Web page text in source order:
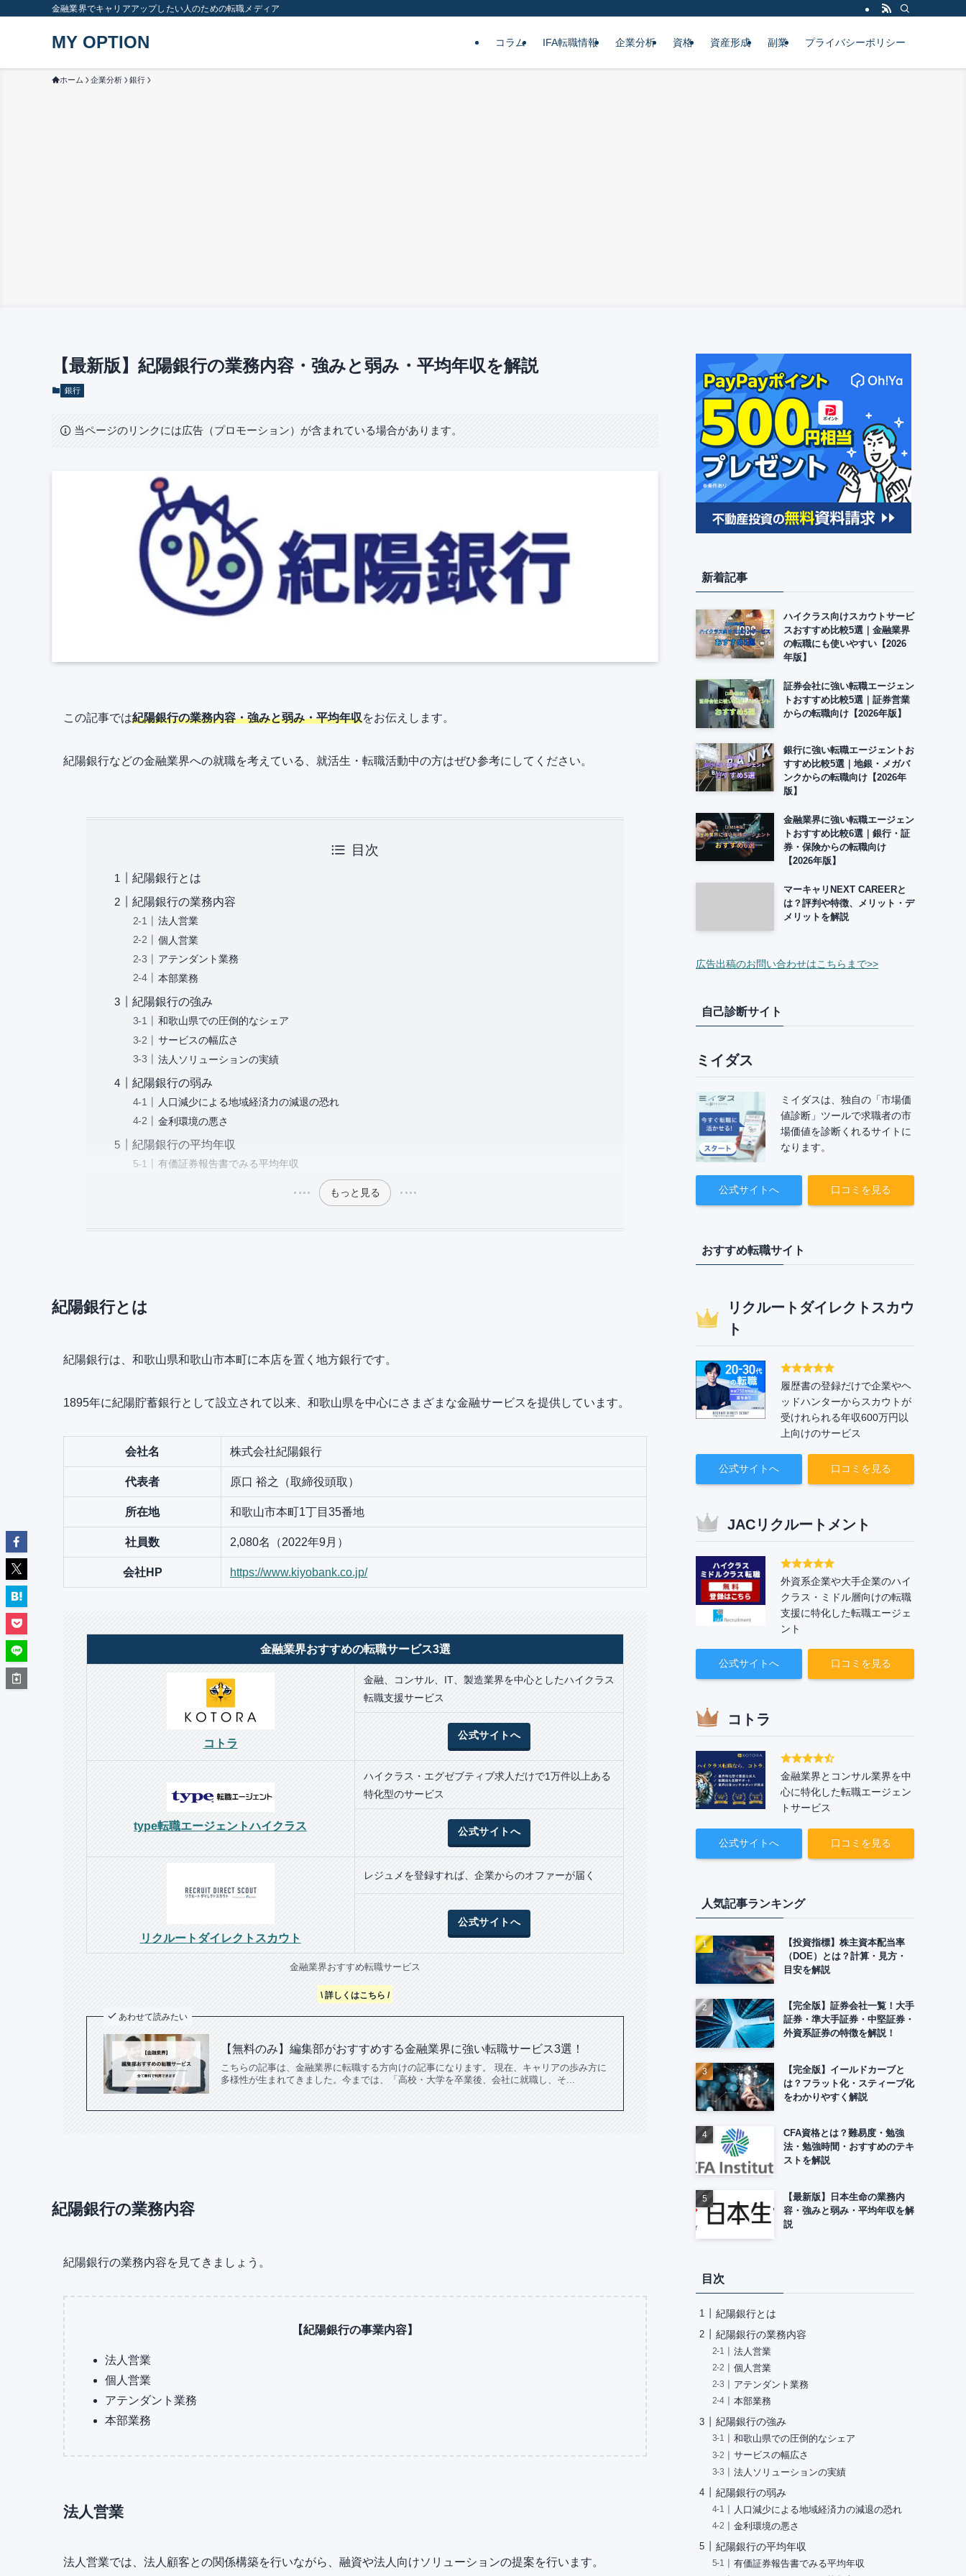
金融業界でキャリアアップしたい人のための転職メディア
MY OPTION コラム IFA転職情報 企業分析 資格 資産形成 副業 プライバシーポリシー
ホーム 企業分析 銀行
【最新版】紀陽銀行の業務内容・強みと弱み・平均年収を解説
銀行
当ページのリンクには広告（プロモーション）が含まれている場合があります。
この記事では紀陽銀行の業務内容・強みと弱み・平均年収をお伝えします。
紀陽銀行などの金融業界への就職を考えている、就活生・転職活動中の方はぜひ参考にしてください。
目次
紀陽銀行とは
紀陽銀行の業務内容
法人営業
個人営業
アテンダント業務
本部業務
紀陽銀行の強み
和歌山県での圧倒的なシェア
サービスの幅広さ
法人ソリューションの実績
紀陽銀行の弱み
人口減少による地域経済力の減退の恐れ
金利環境の悪さ
紀陽銀行の平均年収
有価証券報告書でみる平均年収
もっと見る
紀陽銀行とは
紀陽銀行は、和歌山県和歌山市本町に本店を置く地方銀行です。
1895年に紀陽貯蓄銀行として設立されて以来、和歌山県を中心にさまざまな金融サービスを提供しています。
会社名 株式会社紀陽銀行
代表者 原口 裕之（取締役頭取）
所在地 和歌山市本町1丁目35番地
社員数 2,080名（2022年9月）
会社HP https://www.kiyobank.co.jp/
金融業界おすすめの転職サービス3選
コトラ
金融、コンサル、IT、製造業界を中心としたハイクラス
転職支援サービス
公式サイトへ
type転職エージェントハイクラス
ハイクラス・エグゼブティブ求人だけで1万件以上ある
特化型のサービス
公式サイトへ
リクルートダイレクトスカウト
レジュメを登録すれば、企業からのオファーが届く
公式サイトへ
金融業界おすすめ転職サービス
\ 詳しくはこちら /
あわせて読みたい
【無料のみ】編集部がおすすめする金融業界に強い転職サービス3選！
こちらの記事は、金融業界に転職する方向けの記事になります。 現在、キャリアの歩み方に
多様性が生まれてきました。今までは、「高校・大学を卒業後、会社に就職し、そ...
紀陽銀行の業務内容
紀陽銀行の業務内容を見てきましょう。
【紀陽銀行の事業内容】
法人営業
個人営業
アテンダント業務
本部業務
法人営業
法人営業では、法人顧客との関係構築を行いながら、融資や法人向けソリューションの提案を行います。
新着記事
ハイクラス向けスカウトサービ
スおすすめ比較5選｜金融業界
の転職にも使いやすい【2026
年版】
証券会社に強い転職エージェン
トおすすめ比較5選｜証券営業
からの転職向け【2026年版】
銀行に強い転職エージェントお
すすめ比較5選｜地銀・メガバ
ンクからの転職向け【2026年
版】
金融業界に強い転職エージェン
トおすすめ比較6選｜銀行・証
券・保険からの転職向け
【2026年版】
マーキャリNEXT CAREERと
は？評判や特徴、メリット・デ
メリットを解説
広告出稿のお問い合わせはこちらまで>>
自己診断サイト
ミイダス
ミイダスは、独自の「市場価
値診断」ツールで求職者の市
場価値を診断くれるサイトに
なります。
公式サイトへ 口コミを見る
おすすめ転職サイト
リクルートダイレクトスカウ
ト
履歴書の登録だけで企業やヘ
ッドハンターからスカウトが
受けれられる年収600万円以
上向けのサービス
公式サイトへ 口コミを見る
JACリクルートメント
外資系企業や大手企業のハイ
クラス・ミドル層向けの転職
支援に特化した転職エージェ
ント
公式サイトへ 口コミを見る
コトラ
金融業界とコンサル業界を中
心に特化した転職エージェン
トサービス
公式サイトへ 口コミを見る
人気記事ランキング
【投資指標】株主資本配当率
（DOE）とは？計算・見方・
目安を解説
【完全版】証券会社一覧！大手
証券・準大手証券・中堅証券・
外資系証券の特徴を解説！
【完全版】イールドカーブと
は？フラット化・スティープ化
をわかりやすく解説
CFA資格とは？難易度・勉強
法・勉強時間・おすすめのテキ
ストを解説
【最新版】日本生命の業務内
容・強みと弱み・平均年収を解
説
目次
紀陽銀行とは
紀陽銀行の業務内容
法人営業
個人営業
アテンダント業務
本部業務
紀陽銀行の強み
和歌山県での圧倒的なシェア
サービスの幅広さ
法人ソリューションの実績
紀陽銀行の弱み
人口減少による地域経済力の減退の恐れ
金利環境の悪さ
紀陽銀行の平均年収
有価証券報告書でみる平均年収